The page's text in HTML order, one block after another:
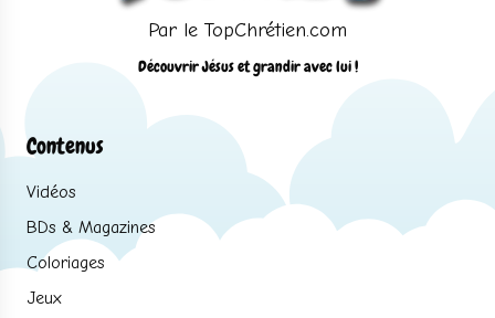
Par le TopChrétien.com
Découvrir Jésus et grandir avec lui !
Contenus
Vidéos
BDs & Magazines
Coloriages
Jeux